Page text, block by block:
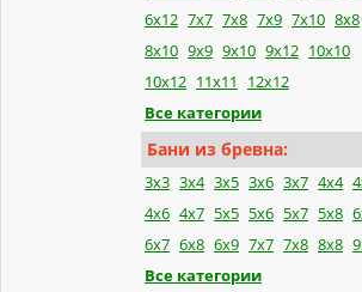
6x12 7x7 7x8 7x9 7x10 8x8
8x10 9x9 9x10 9x12 10x10
10x12 11x11
12x12
Все категории
Бани из бревна:
3x3 3x4 3x5 3x6 3x7 4x4
4x6 4x7 5x5 5x6 5x7 5x8
6x7 6x8 6x9 7x7 7x8 8x8
Все категории